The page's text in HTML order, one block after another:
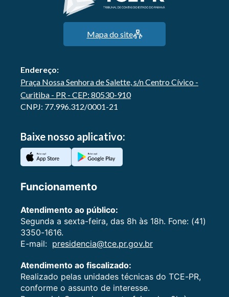
Mapa do site
Endereço:
Praça Nossa Senhora de Salette, s/n Centro Cívico -
Curitiba - PR - CEP: 80530-910
CNPJ: 77.996.312/0001-21
Baixe nosso aplicativo:
Funcionamento
Atendimento ao público:
Segunda a sexta-feira, das 8h às 18h. Fone: (41)
3350-1616.
E-mail: presidencia@tce.pr.gov.br
Atendimento ao fiscalizado:
Realizado pelas unidades técnicas do TCE-PR,
conforme o assunto de interesse.